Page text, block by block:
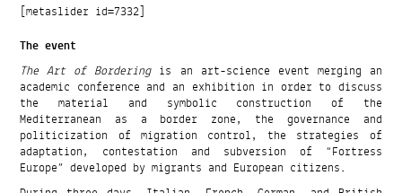
[metaslider id=7332]
The event
The Art of Borderingis an art-science event merging an
academic conference and an exhibition in order to discuss
the material and symbolic construction of the
Mediterranean as a border zone, the governance and
politicization of migration control, the strategies of
adaptation, contestation and subversion of “Fortress
Europe” developed by migrants and European citizens.